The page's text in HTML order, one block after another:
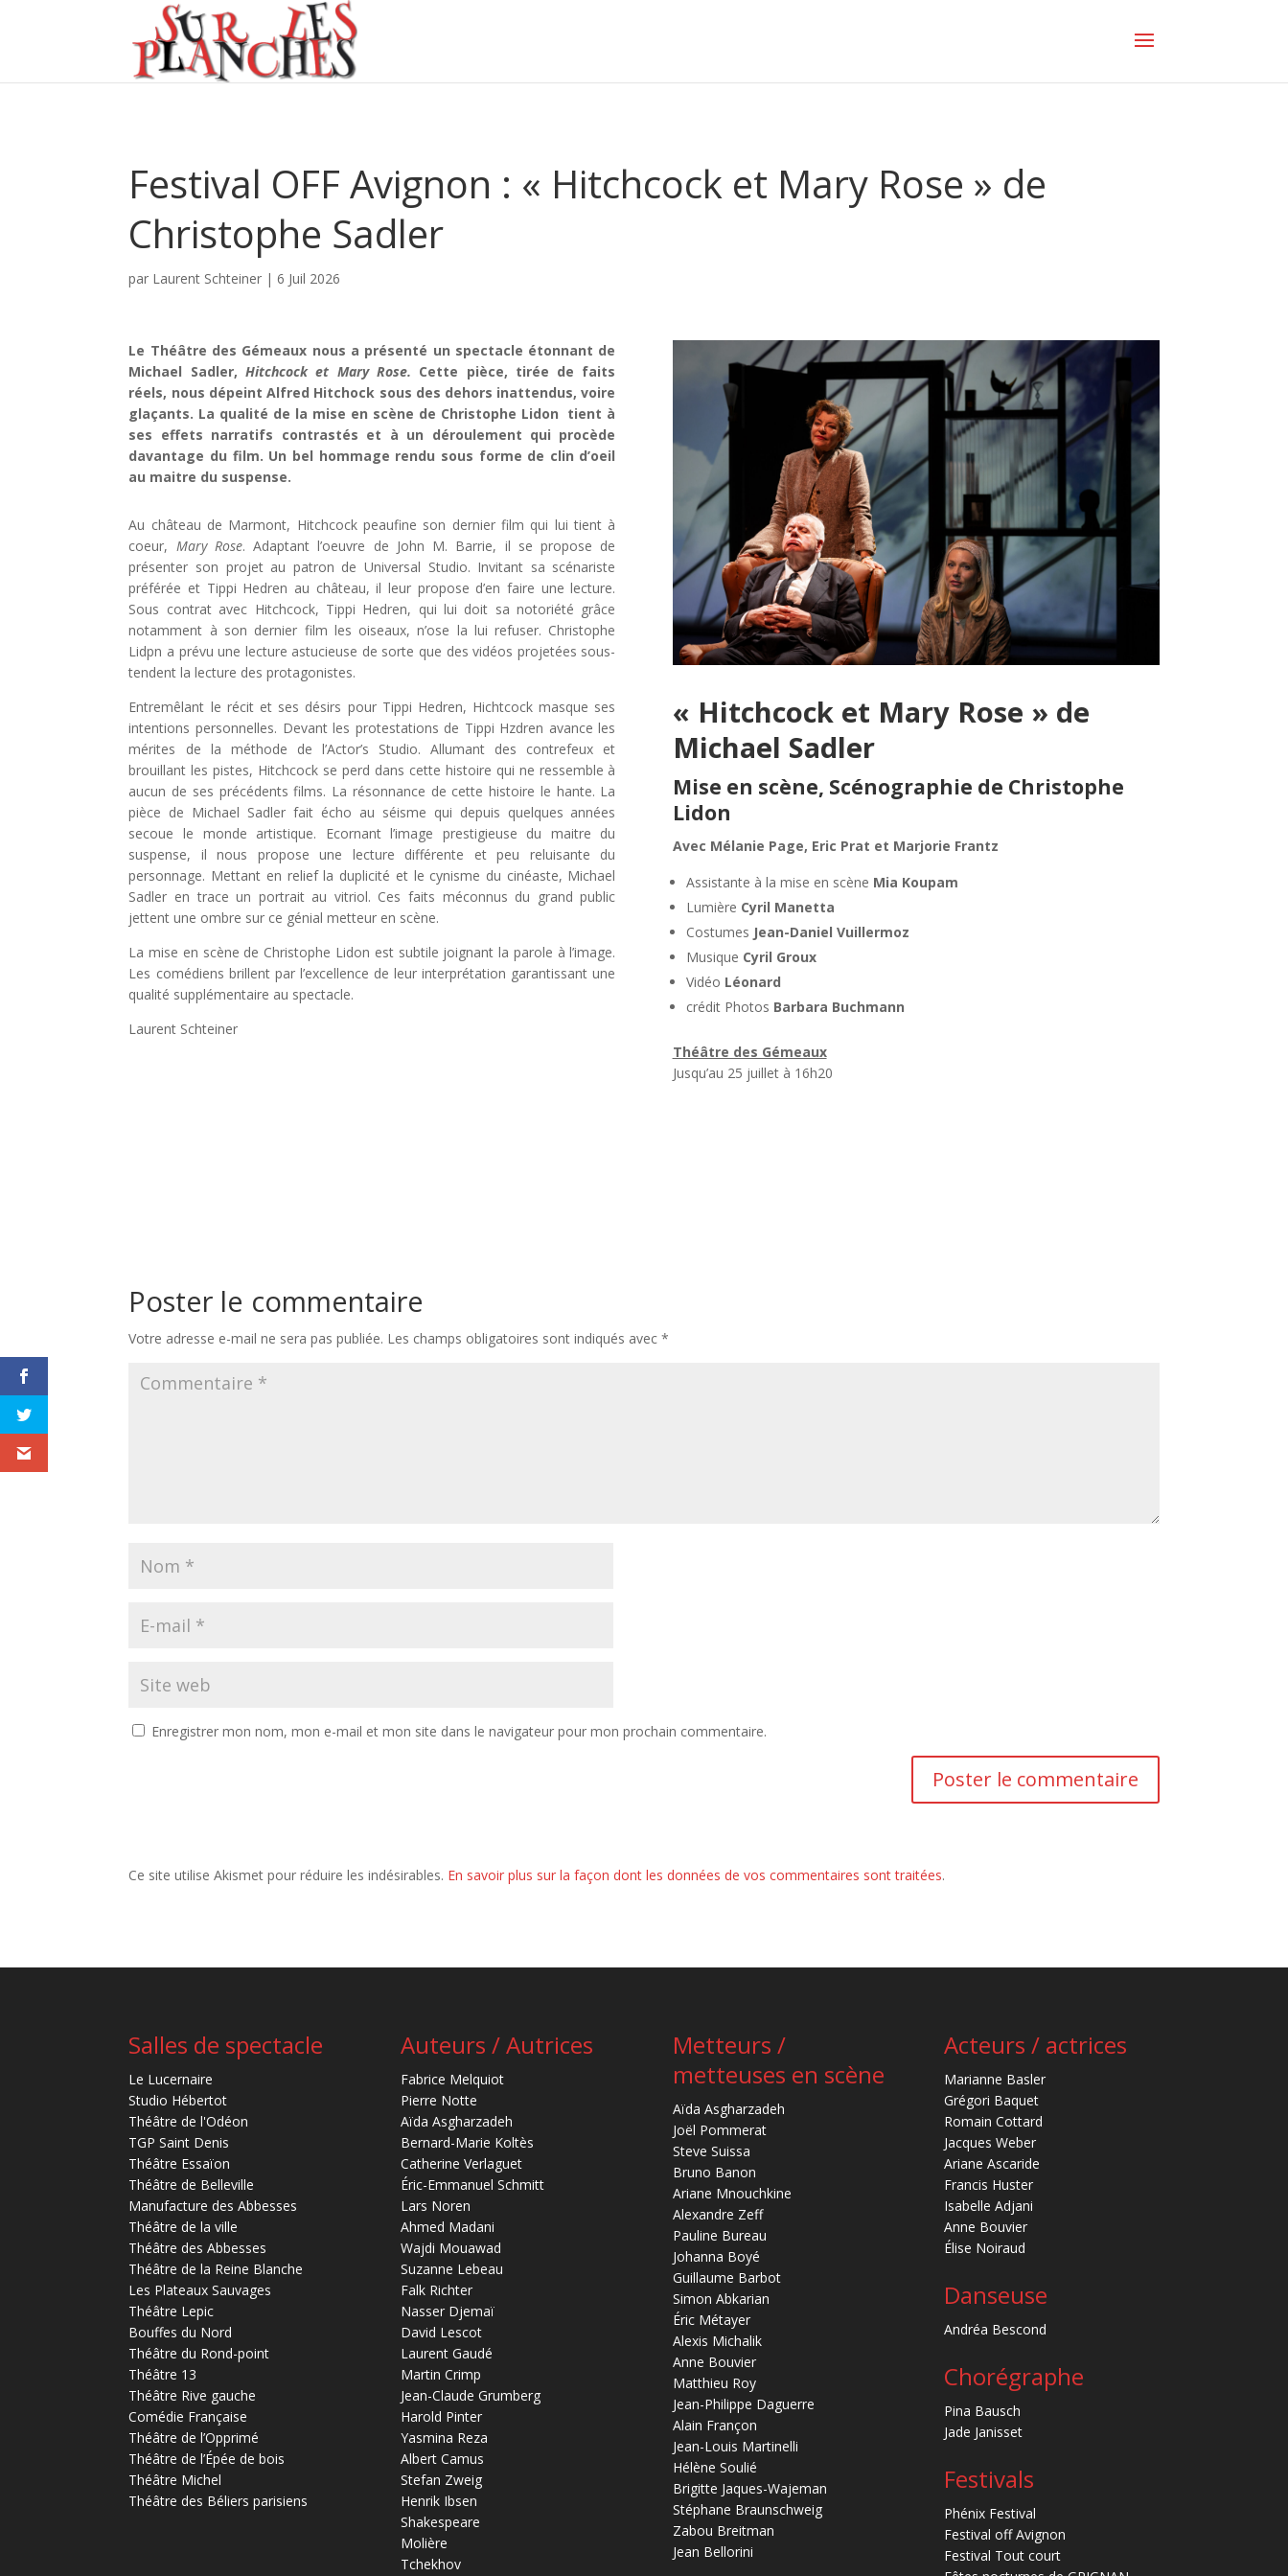
Festival OFF Avignon : « Hitchcock et Mary Rose » de
Christophe Sadler
par Laurent Schteiner |6 Juil 2026
Le Théâtre des Gémeaux nous a présenté un spectacle étonnant de
Michael Sadler,Hitchcock et Mary Rose. Cette pièce, tirée de faits
réels, nous dépeint Alfred Hitchock sous des dehors inattendus, voire
glaçants. La qualité de la mise en scène de Christophe Lidon tient à
ses effets narratifs contrastés et à un déroulement qui procède
davantage du film. Un bel hommage rendu sous forme de clin d’oeil
au maitre du suspense.
Au château de Marmont, Hitchcock peaufine son dernier film qui lui tient à
coeur, Mary Rose. Adaptant l’oeuvre de John M. Barrie, il se propose de
présenter son projet au patron de Universal Studio. Invitant sa scénariste
préférée et Tippi Hedren au château, il leur propose d’en faire une lecture.
Sous contrat avec Hitchcock, Tippi Hedren, qui lui doit sa notoriété grâce
notamment à son dernier film les oiseaux, n’ose la lui refuser. Christophe
Lidpn a prévu une lecture astucieuse de sorte que des vidéos projetées sous-
tendent la lecture des protagonistes.
Entremêlant le récit et ses désirs pour Tippi Hedren, Hichtcock masque ses
intentions personnelles. Devant les protestations de Tippi Hzdren avance les
mérites de la méthode de l’Actor’s Studio. Allumant des contrefeux et
brouillant les pistes, Hitchcock se perd dans cette histoire qui ne ressemble à
aucun de ses précédents films. La résonnance de cette histoire le hante. La
pièce de Michael Sadler fait écho au séisme qui depuis quelques années
secoue le monde artistique. Ecornant l’image prestigieuse du maitre du
suspense, il nous propose une lecture différente et peu reluisante du
personnage. Mettant en relief la duplicité et le cynisme du cinéaste, Michael
Sadler en trace un portrait au vitriol. Ces faits méconnus du grand public
jettent une ombre sur ce génial metteur en scène.
La mise en scène de Christophe Lidon est subtile joignant la parole à l’image.
Les comédiens brillent par l’excellence de leur interprétation garantissant une
qualité supplémentaire au spectacle.
Laurent Schteiner
« Hitchcock et Mary Rose » de
Michael Sadler
Mise en scène, Scénographie de Christophe
Lidon
Avec Mélanie Page, Eric Prat et Marjorie Frantz
Assistante à la mise en scène Mia Koupam
Lumière Cyril Manetta
Costumes Jean-Daniel Vuillermoz
Musique Cyril Groux
Vidéo Léonard
crédit Photos Barbara Buchmann
Théâtre des Gémeaux
Jusqu’au 25 juillet à 16h20
Poster le commentaire
Votre adresse e-mail ne sera pas publiée. Les champs obligatoires sont indiqués avec*
Enregistrer mon nom, mon e-mail et mon site dans le navigateur pour mon prochain commentaire.
Ce site utilise Akismet pour réduire les indésirables. En savoir plus sur la façon dont les données de vos commentaires sont traitées.
Salles de spectacle
Le Lucernaire
Studio Hébertot
Théâtre de l'Odéon
TGP Saint Denis
Théâtre Essaïon
Théâtre de Belleville
Manufacture des Abbesses
Théâtre de la ville
Théâtre des Abbesses
Théâtre de la Reine Blanche
Les Plateaux Sauvages
Théâtre Lepic
Bouffes du Nord
Théâtre du Rond-point
Théâtre 13
Théâtre Rive gauche
Comédie Française
Théâtre de l’Opprimé
Théâtre de l’Épée de bois
Théâtre Michel
Théâtre des Béliers parisiens
Auteurs / Autrices
Fabrice Melquiot
Pierre Notte
Aïda Asgharzadeh
Bernard-Marie Koltès
Catherine Verlaguet
Éric-Emmanuel Schmitt
Lars Noren
Ahmed Madani
Wajdi Mouawad
Suzanne Lebeau
Falk Richter
Nasser Djemaï
David Lescot
Laurent Gaudé
Martin Crimp
Jean-Claude Grumberg
Harold Pinter
Yasmina Reza
Albert Camus
Stefan Zweig
Henrik Ibsen
Shakespeare
Molière
Tchekhov
Metteurs /
metteuses en scène
Aïda Asgharzadeh
Joël Pommerat
Steve Suissa
Bruno Banon
Ariane Mnouchkine
Alexandre Zeff
Pauline Bureau
Johanna Boyé
Guillaume Barbot
Simon Abkarian
Éric Métayer
Alexis Michalik
Anne Bouvier
Matthieu Roy
Jean-Philippe Daguerre
Alain Françon
Jean-Louis Martinelli
Hélène Soulié
Brigitte Jaques-Wajeman
Stéphane Braunschweig
Zabou Breitman
Jean Bellorini
Acteurs / actrices
Marianne Basler
Grégori Baquet
Romain Cottard
Jacques Weber
Ariane Ascaride
Francis Huster
Isabelle Adjani
Anne Bouvier
Élise Noiraud
Danseuse
Andréa Bescond
Chorégraphe
Pina Bausch
Jade Janisset
Festivals
Phénix Festival
Festival off Avignon
Festival Tout court